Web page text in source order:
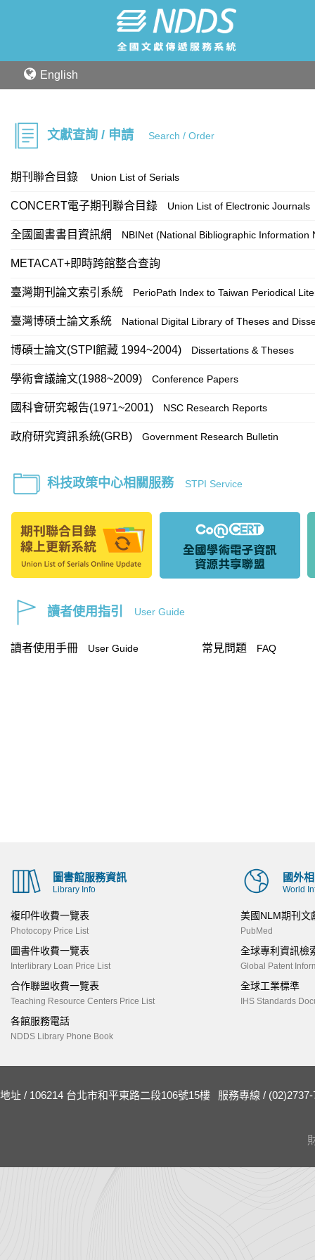
English
文獻查詢 / 申請 Search / Order
期刊聯合目錄 Union List of Serials
CONCERT電子期刊聯合目錄 Union List of Electronic Journals
全國圖書書目資訊網 NBINet (National Bibliographic Information
METACAT+即時跨館整合查詢
臺灣期刊論文索引系統 PerioPath Index to Taiwan Periodical
臺灣博碩士論文系統 National Digital Library of Theses and
博碩士論文(STPI館藏 1994~2004) Dissertations & Theses
學術會議論文(1988~2009) Conference Papers
國科會研究報告(1971~2001) NSC Research Reports
政府研究資訊系統(GRB) Government Research Bulletin
科技政策中心相關服務 STPI Service
讀者使用指引 User Guide
讀者使用手冊 User Guide 常見問題 FAQ
圖書館服務資訊
Library Info
複印件收費一覽表
Photocopy Price List
圖書件收費一覽表
Interlibrary Loan Price List
合作聯盟收費一覽表
Teaching Resource Centers Price List
各館服務電話
NDDS Library Phone Book
國外
World
美國NLM期刊文
PubMed
全球專利資訊檢
Global Patent
全球工業標準
IHS Standards
地址 / 106214 台北市和平東路二段106號15樓 服務專線 / (02)2737-